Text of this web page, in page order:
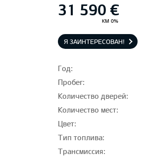
31 590 €
KM 0%
Я ЗАИНТЕРЕСОВАН!
Год:
Пробег:
Количество дверей:
Количество мест:
Цвет:
Тип топлива:
Трансмиссия: